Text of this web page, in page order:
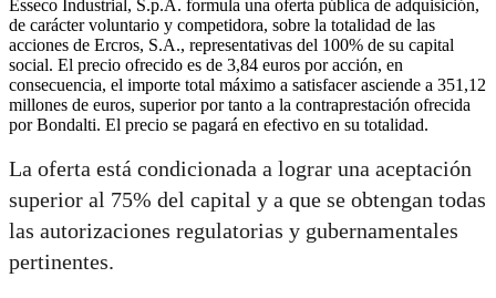
Esseco Industrial, S.p.A. formula una oferta pública de adquisición,
de carácter voluntario y competidora, sobre la totalidad de las
acciones de Ercros, S.A., representativas del 100% de su capital
social. El precio ofrecido es de 3,84 euros por acción, en
consecuencia, el importe total máximo a satisfacer asciende a 351,12
millones de euros, superior por tanto a la contraprestación ofrecida
por Bondalti. El precio se pagará en efectivo en su totalidad.
La oferta está condicionada a lograr una aceptación
superior al 75% del capital y a que se obtengan todas
las autorizaciones regulatorias y gubernamentales
pertinentes.